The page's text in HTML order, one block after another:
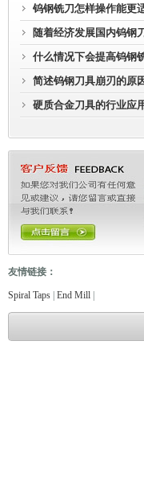
钨钢铣刀怎样操作能更
随着经济发展国内钨钢
在哪
什么情况下会提高钨钢
简述钨钢刀具崩刃的原
硬质合金刀具的行业应
友情链接：
Spiral Taps End Mill
电缆故障测试仪 电缆故障测试仪